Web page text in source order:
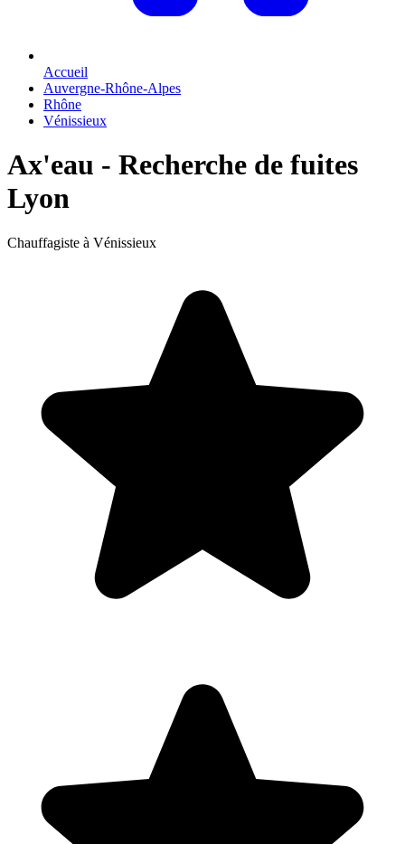
Accueil
Auvergne-Rhône-Alpes
Rhône
Vénissieux
Ax'eau - Recherche de fuites
Lyon
Chauffagiste à Vénissieux